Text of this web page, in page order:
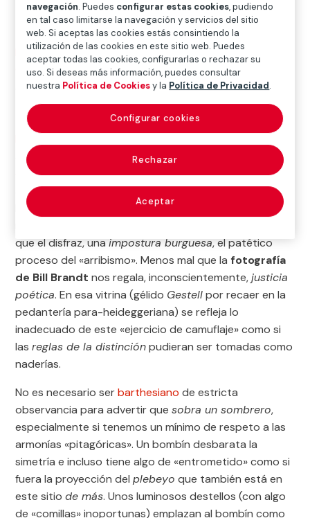
©Bill Brandt / Bill Brandt Archive Ltd
Inicio>Exposiciones y colecciones>Arte en digital
Cultura en movimiento>El detalle que (no se) puede
alquilar
aunque lo negaran ciertos vanguardistas, «
sueños que
el dinero puede comprar». La fantasmagoría
aristocrática está, lamentablemente, en alquiler.
Incluso en el tempo de la música
que el disfraz, unaimpostura burguesa, el patético
proceso del «arribismo». Menos mal que la fotografía
de Bill Brandt nos regala, inconscientemente,justicia
poética. En esa vitrina (gélido Gestellpor recaer en la
pedantería para-heideggeriana) se refleja lo
inadecuado de este «ejercicio de camuflaje» como si
lasreglas de la distinciónpudieran ser tomadas como
naderías.
No es necesario serbarthesiano de estricta
observancia para advertir quesobra un sombrero,
especialmente si tenemos un mínimo de respeto a las
armonías «pitagóricas». Un bombín desbarata la
simetría e incluso tiene algo de «entrometido» como si
fuera la proyección delplebeyo que también está en
este sitiode más. Unos luminosos destellos (con algo
de «comillas» inoportunas) emplazan al bombín como
navegación. Puedes configurar estas cookies, pudiendo
en tal caso limitarse la navegación y servicios del sitio
web. Si aceptas las cookies estás consintiendo la
utilización de las cookies en este sitio web. Puedes
aceptar todas las cookies, configurarlas o rechazar su
uso. Si deseas más información, puedes consultar
nuestra Política de Cookiesy la Política de Privacidad.
Rechazar
Aceptar
Configurar cookies